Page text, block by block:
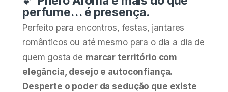
perfume… é presença.
Perfeito para encontros, festas, jantares
românticos ou até mesmo para o dia a dia de
quem gosta de marcar território com
elegância, desejo e autoconfiança.
Desperte o poder da sedução que existe